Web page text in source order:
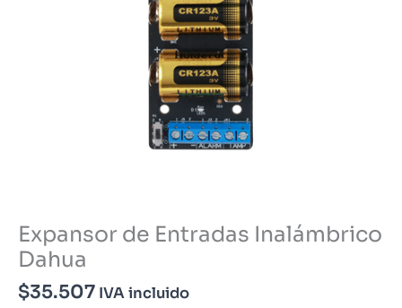
Expansor de Entradas Inalámbrico
Dahua
$35.507 IVA incluido